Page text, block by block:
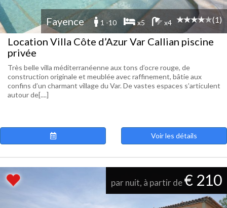
Fayence 1 -10 x5 x4 (1)
Location Villa Côte d’Azur Var Callian piscine
privée
Très belle villa méditerranéenne aux tons d’ocre rouge, de
construction originale et meublée avec raffinement, bâtie aux
confins d’un charmant village du Var. De vastes espaces s’articulent
autour de[....]
Voir les détails
par nuit, à partir de€ 210